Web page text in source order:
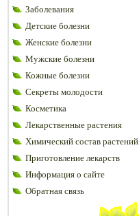
Заболевания
Детские болезни
Женские болезни
Мужские болезни
Кожные болезни
Секреты молодости
Косметика
Лекарственные растения
Химический состав растений
Приготовление лекарств
Информация о сайте
Обратная связь